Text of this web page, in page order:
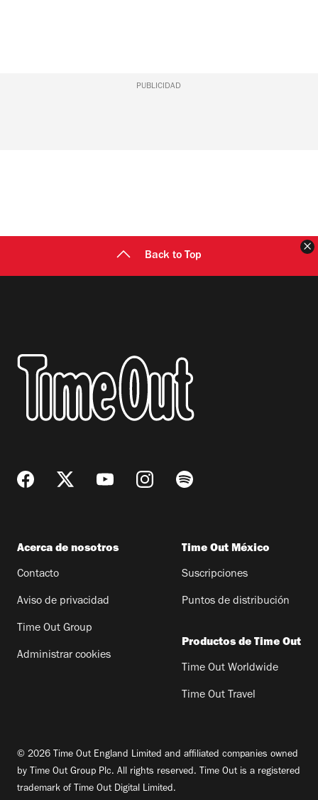
PUBLICIDAD
Back to Top
Acerca de nosotros
Contacto
Aviso de privacidad
Time Out Group
Administrar cookies
Time Out México
Suscripciones
Puntos de distribución
Productos de Time Out
Time Out Worldwide
Time Out Travel
© 2026 Time Out England Limited and affiliated companies owned
by Time Out Group Plc. All rights reserved. Time Out is a registered
trademark of Time Out Digital Limited.